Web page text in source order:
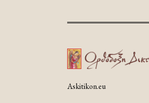
Askitikon.eu